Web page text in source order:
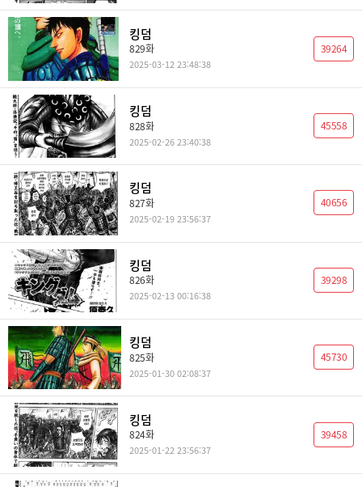
킹덤
829화
2025-03-12 23:48:38
39264
킹덤
828화
2025-02-26 23:40:38
45558
킹덤
827화
2025-02-19 23:56:37
40656
킹덤
826화
2025-02-13 00:16:38
39298
킹덤
825화
2025-01-30 02:08:37
45730
킹덤
824화
2025-01-22 23:56:37
39458